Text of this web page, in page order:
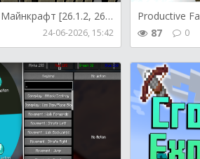
Structurify для Майнкрафт [26.1.2, 26.1.1, 26.1]
24-06-2026, 15:42
87
0